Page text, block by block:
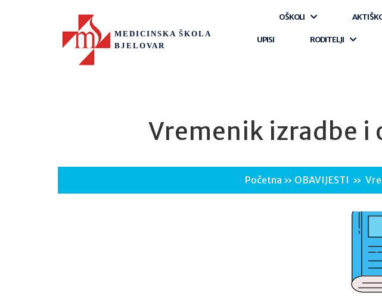
MEDICINSKA ŠKOLA
BJELOVAR
O ŠKOLI AKTI
UPISI RODITELJI
Vremenik izradbe i
Početna » OBAVIJESTI »